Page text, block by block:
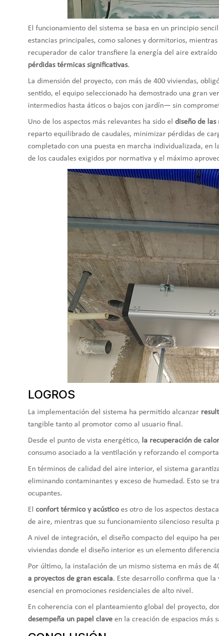
El funcionamiento del sistema se basa en un principio
estancias principales, como salones y dormitorios,
recuperador de calor transfiere la energía del aire
pérdidas térmicas significativas.
La dimensión del proyecto, con más de 400 viviendas,
sentido, el equipo seleccionado ha demostrado una gran
intermedios hasta áticos o bajos con jardín— sin
Uno de los aspectos más relevantes ha sido el diseño de las
reparto equilibrado de caudales, minimizar pérdidas de
completado con una puesta en marcha individualizada,
de los caudales exigidos por normativa y el máximo
LOGROS
La implementación del sistema ha permitido alcanzar
tangible tanto al promotor como al usuario final.
Desde el punto de vista energético, la recuperación de
consumo asociado a la ventilación y reforzando el
En términos de calidad del aire interior, el sistema
eliminando contaminantes y exceso de humedad. Esto se
ocupantes.
El confort térmico y acústicoes otro de los aspectos
de aire, mientras que su funcionamiento silencioso
A nivel de integración, el diseño compacto del equipo ha
viviendas donde el diseño interior es un elemento
Por último, la instalación de un mismo sistema en más de
a proyectos de gran escala. Este desarrollo confirma que
esencial en promociones residenciales de alto nivel.
En coherencia con el planteamiento global del proyecto,
desempeña un papel clave en la creación de espacios más